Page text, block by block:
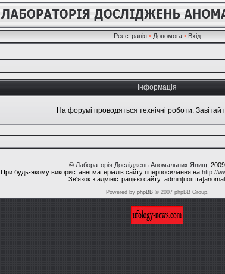
Реєстрація • Допомога • Вхід
Інформація
На форумі проводяться технічні роботи.
© Лабораторія Досліджень Аномальних Явищ ,
При будь-якому використанні матеріалів сайту гіперпосилання на http://
Зв'язок з адміністрацією сайту:
Powered by phpBB© 2007 phpBB Group.